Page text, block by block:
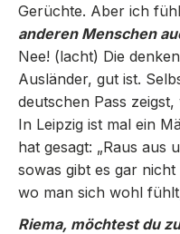
Gerüchte. Aber ich
anderen Menschen
Nee! (lacht) Die
Ausländer, gut ist.
deutschen Pass
In Leipzig ist mal ein
hat gesagt: „Raus aus
sowas gibt es gar
wo man sich wohl
Riema, möchtest du